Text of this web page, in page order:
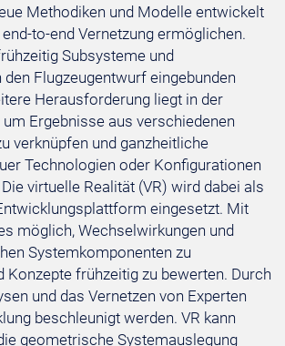
Methodiken und Modelle entwickelt
to-end Vernetzung ermöglichen.
Subsysteme und
Flugzeugentwurf eingebunden
Herausforderung liegt in der
Ergebnisse aus verschiedenen
verknüpfen und ganzheitliche
Technologien oder Konfigurationen
virtuelle Realität (VR) wird dabei als
eingesetzt. Mit
möglich, Wechselwirkungen und
Systemkomponenten zu
Konzepte frühzeitig zu bewerten. Durch
und das Vernetzen von Experten
beschleunigt werden. VR kann
geometrische Systemauslegung